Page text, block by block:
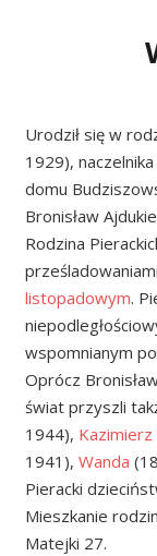
Urodził się w
1929),
domu
Bronisław
Rodzina
prześladowaniami
listopadowym.
wspomnianym
Oprócz
świat przyszli
1944), Kazimierz
1941), Wanda
Pieracki
Mieszkanie
Matejki 27.